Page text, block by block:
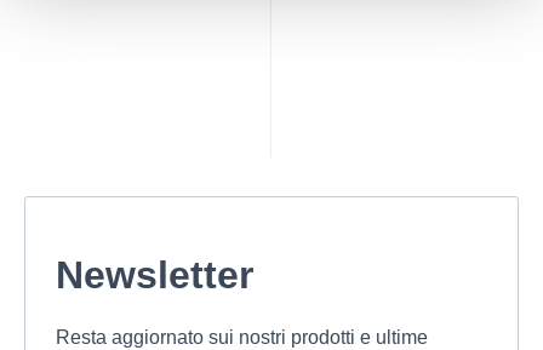
Newsletter
Resta aggiornato sui nostri prodotti e ultime